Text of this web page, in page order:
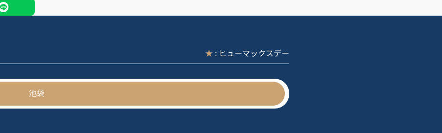
★ : ヒューマックスデー
池袋